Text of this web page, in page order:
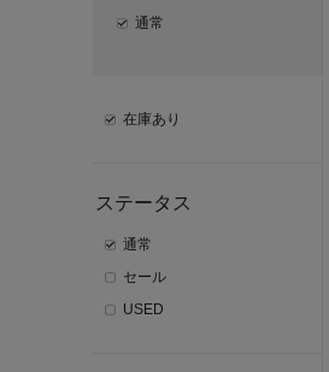
通常
在庫あり
ステータス
通常
セール
USED